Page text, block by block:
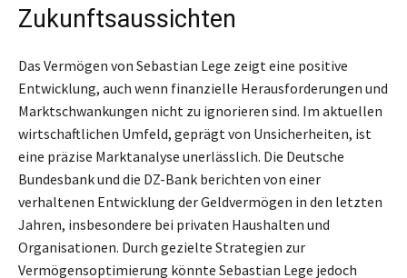
Zukunftsaussichten
Das Vermögen von Sebastian Lege zeigt eine positive
Entwicklung, auch wenn finanzielle Herausforderungen und
Marktschwankungen nicht zu ignorieren sind. Im aktuellen
wirtschaftlichen Umfeld, geprägt von Unsicherheiten, ist
eine präzise Marktanalyse unerlässlich. Die Deutsche
Bundesbank und die DZ-Bank berichten von einer
verhaltenen Entwicklung der Geldvermögen in den letzten
Jahren, insbesondere bei privaten Haushalten und
Organisationen. Durch gezielte Strategien zur
Vermögensoptimierung könnte Sebastian Lege jedoch